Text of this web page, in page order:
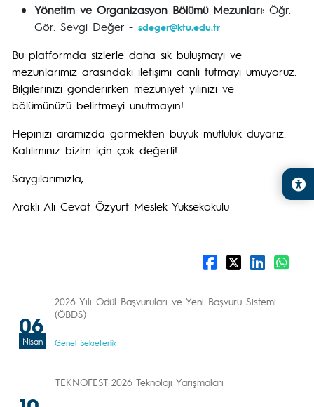
Yönetim ve Organizasyon Bölümü Mezunları: Öğr.
Gör. Sevgi Değer - sdeger@ktu.edu.tr
Bu platformda sizlerle daha sık buluşmayı ve
mezunlarımız arasındaki iletişimi canlı tutmayı umuyoruz.
Bilgilerinizi gönderirken mezuniyet yılınızı ve
bölümünüzü belirtmeyi unutmayın!
Hepinizi aramızda görmekten büyük mutluluk duyarız.
Katılımınız bizim için çok değerli!
Saygılarımızla,
Araklı Ali Cevat Özyurt Meslek Yüksekokulu
06
Nisan
2026 Yılı Ödül Başvuruları ve Yeni Başvuru Sistemi
(ÖBDS)
Genel Sekreterlik
TEKNOFEST 2026 Teknoloji Yarışmaları